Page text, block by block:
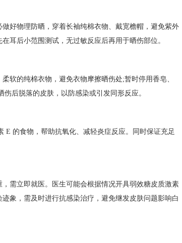
物理防晒，穿着长袖纯棉衣物、戴宽檐帽，避免紫外
耳后小范围测试，无过敏反应后再用于晒伤部位。​
的纯棉衣物，避免衣物摩擦晒伤处;暂时停用香皂、
后脱落的皮肤，以防感染或引发同形反应。​
的食物，帮助抗氧化、减轻炎症反应。同时保证充足
立即就医。医生可能会根据情况开具弱效糖皮质激素
象，需及时进行抗感染治疗，避免继发皮肤问题影响白